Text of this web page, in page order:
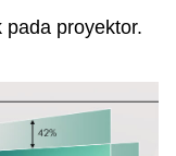
proyektor.